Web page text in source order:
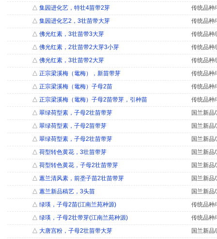
△ 集园进化艺，特壮4苗带2芽
传统品种
△ 集园进化艺2，3壮苗带大芽
传统品种
△ 佛光红素，3壮苗带3大芽
传统品种
△ 佛光红素，2壮苗带2大芽3小芽
传统品种
△ 佛光红素，3壮苗带2大芽
传统品种
△ 正宗梁溪梅（鼋梅），新苗带芽
传统品种
△ 正宗梁溪梅（鼋梅）子母2苗
传统品种
△ 正宗梁溪梅（鼋梅）子母2苗带芽，引种苗
传统品种
△ 翠绿荷型素，子母2壮苗带芽
国兰新品
△ 翠绿荷型素，子母2苗带芽
国兰新品
△ 翠绿荷型素，子母2壮苗带芽
国兰新品
△ 荷型转色黄花，3壮苗带芽
国兰新品
△ 荷型转色黄花，子母2壮苗带芽
国兰新品
△ 蕙兰清风素，前垄子苗2壮苗带芽
国兰新品
△ 蕙兰新品稿艺，3头苗
国兰新品
△ 绿瑛，子母2苗(江南兰苑种源)
传统品种
△ 绿瑛，子母2壮带芽(江南兰苑种源)
传统品种
△ 大唐宫粉，子母2壮苗带大芽
国兰新品